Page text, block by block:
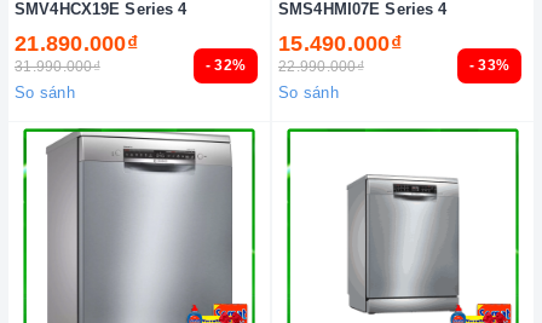
- 32%
SMV4HCX19E Series 4
21.890.000₫
31.990.000₫
So sánh
- 33%
SMS4HMI07E Series 4
15.490.000₫
22.990.000₫
So sánh